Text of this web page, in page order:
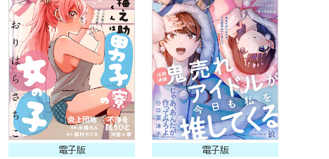
電子版 電子版